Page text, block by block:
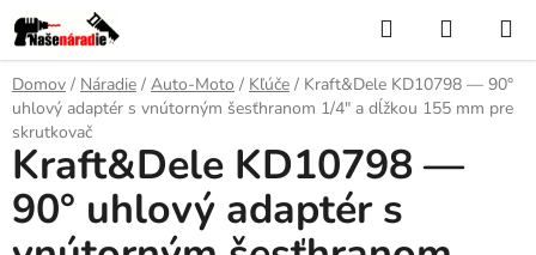
Prejsť
na
obsah
Hľadať
KOŠÍK
Domov / Náradie / Auto-Moto / Kľúče / Kraft&Dele KD10798 — 90°
uhlový adaptér s vnútorným šesťhranom 1/4" a dĺžkou 155 mm pre
skrutkovač
Kraft&Dele KD10798 —
90° uhlový adaptér s